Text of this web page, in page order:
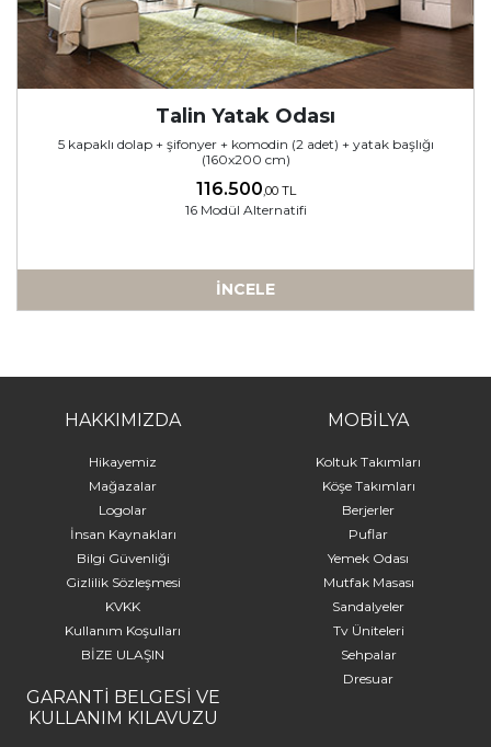
Talin Yatak Odası
5 kapaklı dolap + şifonyer + komodin (2 adet) + yatak başlığı
(160x200 cm)
116.500 ,00 TL
16 Modül Alternatifi
İNCELE
HAKKIMIZDA
Hikayemiz
Mağazalar
Logolar
İnsan Kaynakları
Bilgi Güvenliği
Gizlilik Sözleşmesi
KVKK
Kullanım Koşulları
BİZE ULAŞIN
GARANTİ BELGESİ VE
KULLANIM KILAVUZU
MOBİLYA
Koltuk Takımları
Köşe Takımları
Berjerler
Puflar
Yemek Odası
Mutfak Masası
Sandalyeler
Tv Üniteleri
Sehpalar
Dresuar